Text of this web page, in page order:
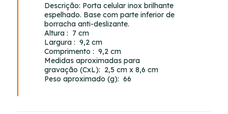
Descrição: Porta celular inox brilhante
espelhado. Base com parte inferior de
borracha anti-deslizante.
Altura : 7 cm
Largura : 9,2 cm
Comprimento : 9,2 cm
Medidas aproximadas para
gravação (CxL): 2,5 cm x 8,6 cm
Peso aproximado (g): 66